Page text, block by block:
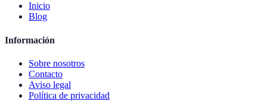
Inicio
Blog
Información
Sobre nosotros
Contacto
Aviso legal
Política de privacidad